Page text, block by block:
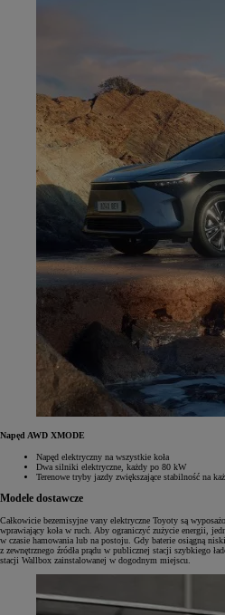
Napęd AWD XMODE
Napęd elektryczny na wszystkie koła
Dwa silniki elektryczne, każdy po 80 kW
Terenowe tryby jazdy zwiększające stabilność na
Modele dostawcze
Całkowicie bezemisyjne vany elektryczne Toyoty są
wprawiający koła w ruch. Aby ograniczyć zużycie energii,
w czasie hamowania lub na postoju. Gdy baterie osiągną
z zewnętrznego źródła prądu w publicznej stacji szybkiego
stacji Wallbox zainstalowanej w dogodnym miejscu.